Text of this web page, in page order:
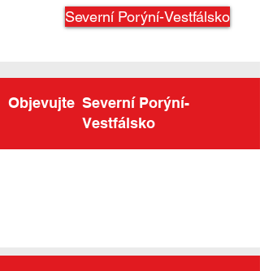
Severní Porýní-Vestfálsko
Objevujte Severní Porýní-
Vestfálsko